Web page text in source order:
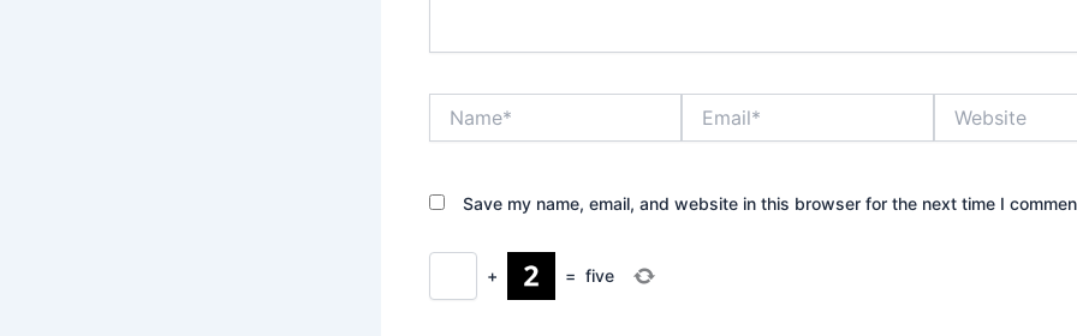
Save my name, email, and website in this browser for the next time I
+ = five